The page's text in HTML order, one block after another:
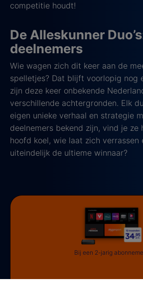
competitie houdt!
De Alleskunner
deelnemers
Wie wagen zich dit keer aan de
spelletjes? Dat blijft voorlopig nog
zijn deze keer onbekende
verschillende achtergronden. Elk
eigen unieke verhaal en strategie
deelnemers bekend zijn, vind je ze
hoofd koel, wie laat zich verrassen
uiteindelijk de ultieme winnaar?
Bij een 2-jarig